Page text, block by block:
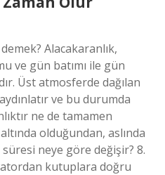
Alacakaranlık,
ve gün batımı ile gün
Üst atmosferde dağılan
ve bu durumda
ne de tamamen
olduğundan, aslında
neye göre değişir? 8.
kutuplara doğru